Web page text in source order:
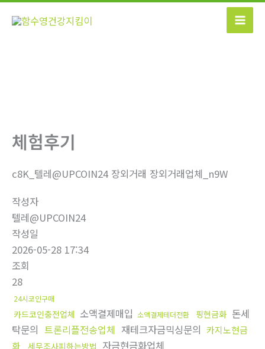
콘
체험후기
c8K_텔레@UPCOIN24 장외거래 장외거래업체_n9W
작성자
텔레@UPCOIN24
작성일
2026-05-28 17:34
조회
28
24시코인구매
카드코인충전업체 소액결제매입 소액결제테더전환 핑현금화 돈세
탁문의 트론리플전송업체 재테크자금믹싱문의 카지노현금
화
세무조사피하는방법 자금현금화업체